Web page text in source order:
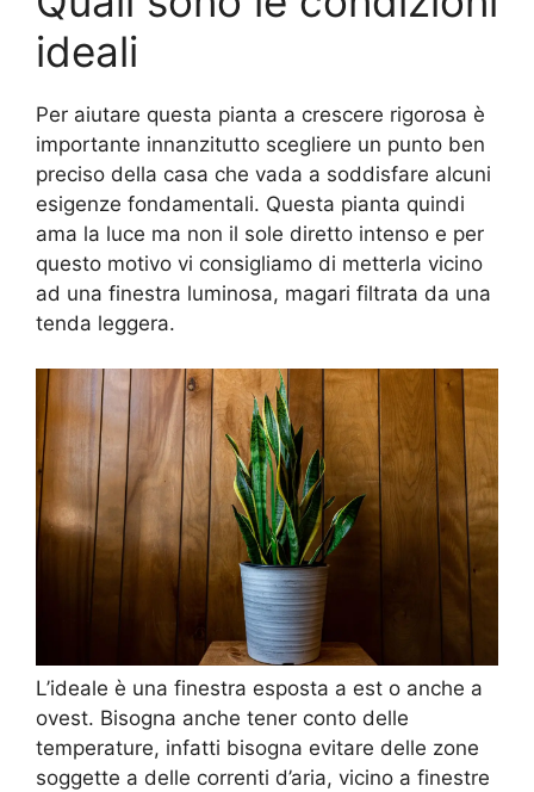
ideali
Per aiutare questa pianta a crescere rigorosa è
importante innanzitutto scegliere un punto ben
preciso della casa che vada a soddisfare alcuni
esigenze fondamentali. Questa pianta quindi
ama la luce ma non il sole diretto intenso e per
questo motivo vi consigliamo di metterla vicino
ad una finestra luminosa, magari filtrata da una
tenda leggera.
L’ideale è una finestra esposta a est o anche a
ovest. Bisogna anche tener conto delle
temperature, infatti bisogna evitare delle zone
soggette a delle correnti d’aria, vicino a finestre